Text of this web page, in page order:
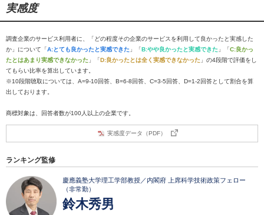
実感度
調査企業のサービス利用者に、「どの程度その企業のサービスを利用して良かったと実感した
か」について「A:とても良かったと実感できた 」「B:やや良かったと実感できた 」「C:良かっ
たとはあまり実感できなかった 」「D:良かったとは全く実感できなかった 」の4段階で評価をし
てもらい比率を算出しています。
※10段階聴取については、A=9-10回答、B=6-8回答、C=3-5回答、D=1-2回答として割合を算
出しております。
商標対象は、回答者数が100人以上の企業です。
実感度データ（PDF）
ランキング監修
慶應義塾大学理工学部教授／内閣府 上席科学技術政策フェロー
（非常勤）
鈴木秀男